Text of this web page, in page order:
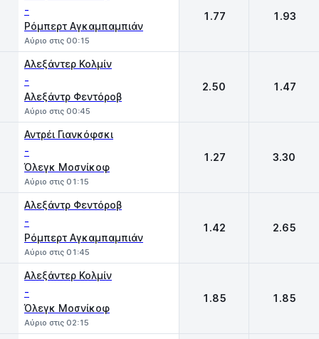
-
Ρόμπερτ Αγκαμπαμπιάν
Αύριο στις 00:15
1.77 1.93
Αλεξάντερ Κολμίν
-
Αλεξάντρ Φεντόροβ
Αύριο στις 00:45
2.50 1.47
Αντρέι Γιανκόφσκι
-
Όλεγκ Μοσνίκοφ
Αύριο στις 01:15
1.27 3.30
Αλεξάντρ Φεντόροβ
-
Ρόμπερτ Αγκαμπαμπιάν
Αύριο στις 01:45
1.42 2.65
Αλεξάντερ Κολμίν
-
Όλεγκ Μοσνίκοφ
Αύριο στις 02:15
1.85 1.85